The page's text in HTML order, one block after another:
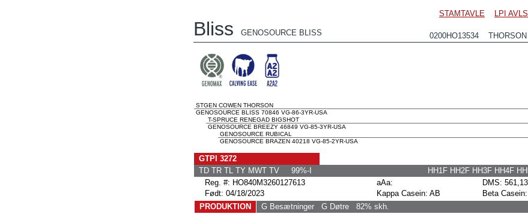
STAMTAVLE LPI
Bliss GENOSOURCE BLISS 0200HO13534
STGEN COWEN THORSON
GENOSOURCE BLISS 70846 VG-86-3YR-USA
T-SPRUCE RENEGAD BIGSHOT
GENOSOURCE BREEZY 46849 VG-85-3YR-USA
GENOSOURCE RUBICAL
GENOSOURCE BRAZEN 40218 VG-85-2YR-USA
GTPI 3272
TD TR TL TY MWT TV 99%-I
HH1F HH2F HH3F HH4F
Reg. #: HO840M3260127613
aAa:
DMS:
Født: 04/18/2023
Kappa Casein: AB
Beta
PRODUKTION
G Besætninger G Døtre 82% skh.